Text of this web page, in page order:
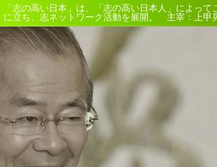
「志の高い日本」は、「志の高い日本人」によっ
に立ち、志ネットワーク活動を展開。 主宰：上甲